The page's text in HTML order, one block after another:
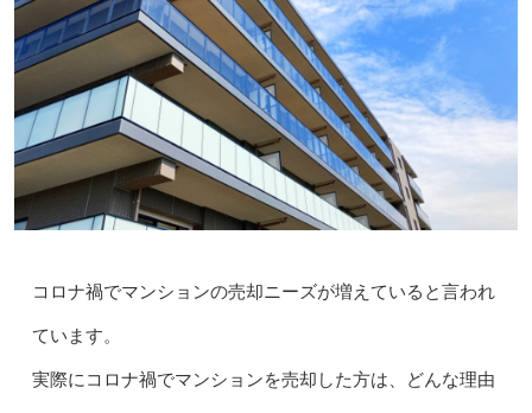
コロナ禍でマンションの売却ニーズが増えていると言われ
ています。
実際にコロナ禍でマンションを売却した方は、どんな理由